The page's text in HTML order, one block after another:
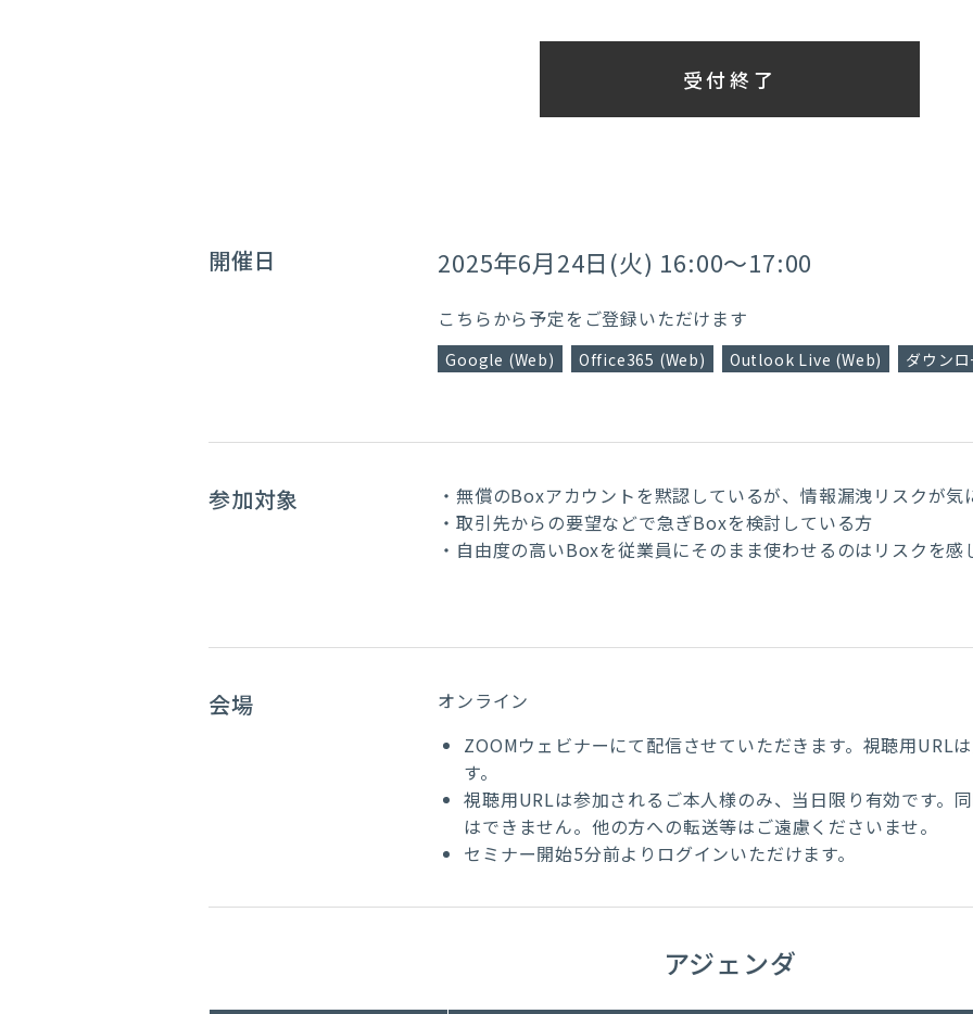
受付終了
開催日 2025年6月24日(火) 16:00～17:00
こちらから予定をご登録いただけます
Google (Web) Office365 (Web) Outlook Live (Web) ダウン
参加対象
・無償のBoxアカウントを黙認しているが、情報漏洩リスクが気
・取引先からの要望などで急ぎBoxを検討している方
・自由度の高いBoxを従業員にそのまま使わせるのはリスクを感
会場
オンライン
ZOOMウェビナーにて配信させていただきます。視聴用URL
す。
視聴用URLは参加されるご本人様のみ、当日限り有効です。
はできません。他の方への転送等はご遠慮くださいませ。
セミナー開始5分前よりログインいただけます。
アジェンダ